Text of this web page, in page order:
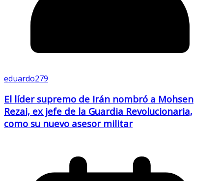
eduardo279
El líder supremo de Irán nombró a Mohsen
Rezai, ex jefe de la Guardia Revolucionaria,
como su nuevo asesor militar